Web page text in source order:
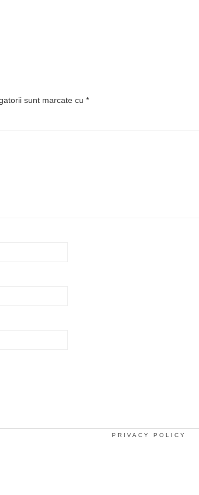
sunt marcate cu *
PRIVACY POLICY